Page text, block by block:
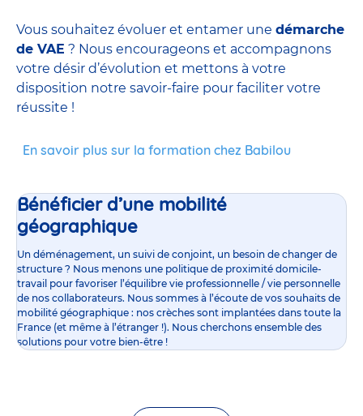
Vous souhaitez évoluer et entamer une démarche
de VAE ? Nous encourageons et accompagnons
votre désir d’évolution et mettons à votre
disposition notre savoir-faire pour faciliter votre
réussite !
En savoir plus sur la formation chez Babilou
Bénéficier d’une mobilité
géographique
Un déménagement, un suivi de conjoint, un besoin de changer de
structure ? Nous menons une politique de proximité domicile-
travail pour favoriser l’équilibre vie professionnelle / vie personnelle
de nos collaborateurs. Nous sommes à l’écoute de vos souhaits de
mobilité géographique : nos crèches sont implantées dans toute la
France (et même à l’étranger !). Nous cherchons ensemble des
solutions pour votre bien-être !